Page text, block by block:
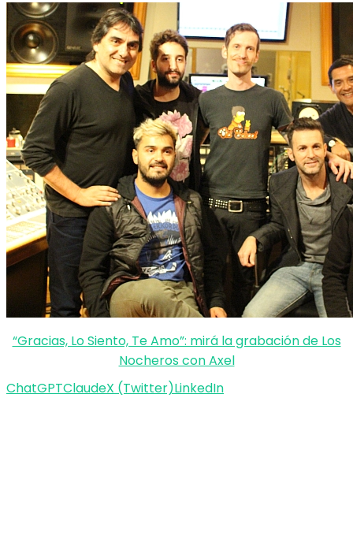
“Gracias, Lo Siento, Te Amo”: mirá la grabación de Los
Nocheros con Axel
ChatGPTClaudeX (Twitter)LinkedIn